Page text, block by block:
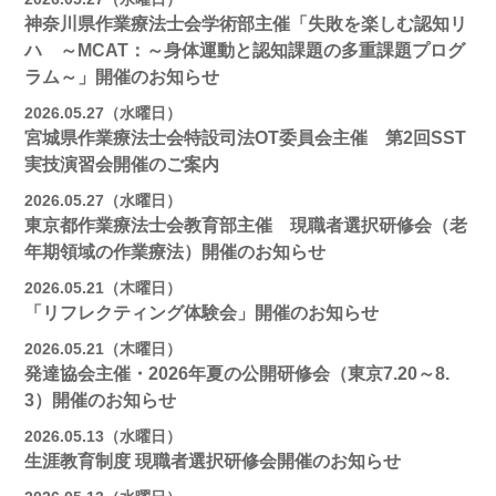
神奈川県作業療法士会学術部主催「失敗を楽しむ認知リ
ハ ～MCAT：～身体運動と認知課題の多重課題プログ
ラム～」開催のお知らせ
2026.05.27（水曜日）
宮城県作業療法士会特設司法OT委員会主催 第2回SST
実技演習会開催のご案内
2026.05.27（水曜日）
東京都作業療法士会教育部主催 現職者選択研修会（老
年期領域の作業療法）開催のお知らせ
2026.05.21（木曜日）
「リフレクティング体験会」開催のお知らせ
2026.05.21（木曜日）
発達協会主催・2026年夏の公開研修会（東京7.20～8.
3）開催のお知らせ
2026.05.13（水曜日）
生涯教育制度 現職者選択研修会開催のお知らせ